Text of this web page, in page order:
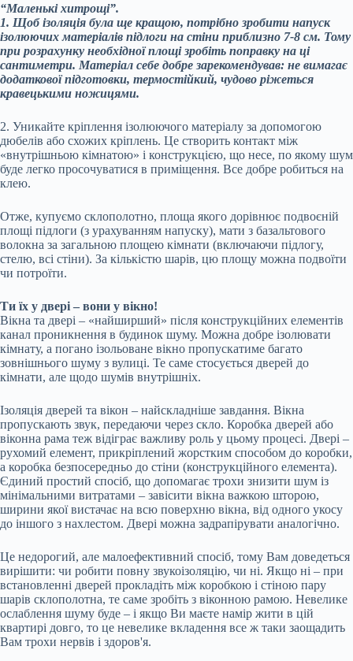
“Маленькі хитрощі”.
1. Щоб ізоляція була ще кращою, потрібно зробити напуск
ізолюючих матеріалів підлоги на стіни приблизно 7-8 см. Тому
при розрахунку необхідної площі зробіть поправку на ці
сантиметри. Матеріал себе добре зарекомендував: не вимагає
додаткової підготовки, термостійкий, чудово ріжеться
кравецькими ножицями.
2. Уникайте кріплення ізолюючого матеріалу за допомогою
дюбелів або схожих кріплень. Це створить контакт між
«внутрішньою кімнатою» і конструкцією, що несе, по якому шум
буде легко просочуватися в приміщення. Все добре робиться на
клею.
Отже, купуємо склополотно, площа якого дорівнює подвоєній
площі підлоги (з урахуванням напуску), мати з базальтового
волокна за загальною площею кімнати (включаючи підлогу,
стелю, всі стіни). За кількістю шарів, цю площу можна подвоїти
чи потроїти.
Ти їх у двері – вони у вікно!
Вікна та двері – «найширший» після конструкційних елементів
канал проникнення в будинок шуму. Можна добре ізолювати
кімнату, а погано ізольоване вікно пропускатиме багато
зовнішнього шуму з вулиці. Те саме стосується дверей до
кімнати, але щодо шумів внутрішніх.
Ізоляція дверей та вікон – найскладніше завдання. Вікна
пропускають звук, передаючи через скло. Коробка дверей або
віконна рама теж відіграє важливу роль у цьому процесі. Двері –
рухомий елемент, прикріплений жорстким способом до коробки,
а коробка безпосередньо до стіни (конструкційного елемента).
Єдиний простий спосіб, що допомагає трохи знизити шум із
мінімальними витратами – завісити вікна важкою шторою,
ширини якої вистачає на всю поверхню вікна, від одного укосу
до іншого з нахлестом. Двері можна задрапірувати аналогічно.
Це недорогий, але малоефективний спосіб, тому Вам доведеться
вирішити: чи робити повну звукоізоляцію, чи ні. Якщо ні – при
встановленні дверей прокладіть між коробкою і стіною пару
шарів склополотна, те саме зробіть з віконною рамою. Невелике
ослаблення шуму буде – і якщо Ви маєте намір жити в цій
квартирі довго, то це невелике вкладення все ж таки заощадить
Вам трохи нервів і здоров'я.